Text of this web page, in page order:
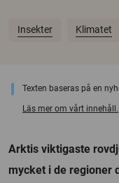
Insekter Klimatet
Texten baseras på en
Läs mer om vårt innehåll.
Arktis viktigaste
mycket i de regioner